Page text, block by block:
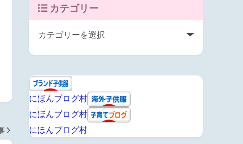
カテゴリー
にほんブログ村
にほんブログ村
にほんブログ村